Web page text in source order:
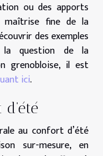
ou des apports
maîtrise fine de la
des exemples
la question de la
grenobloise, il est
ici.
au confort d’été
sur-mesure, en